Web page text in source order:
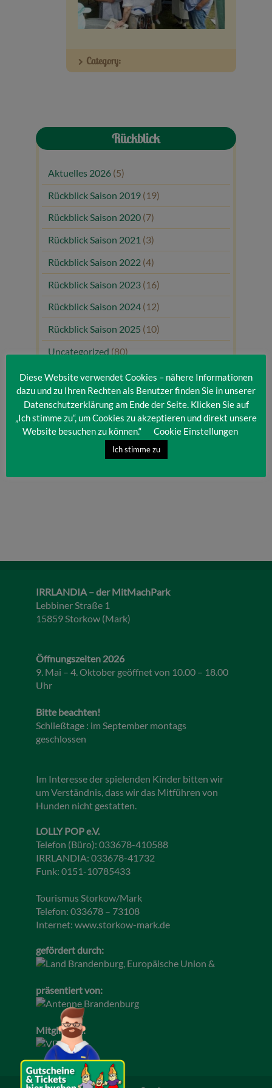
Veranstaltungen
Baumpaten
Category:
Rückblick
Aktuelles 2026 (5)
Rückblick Saison 2019 (19)
Rückblick Saison 2020 (7)
Rückblick Saison 2021 (3)
Rückblick Saison 2022 (4)
Rückblick Saison 2023 (16)
Rückblick Saison 2024 (12)
Rückblick Saison 2025 (10)
Uncategorized (80)
Unsere Gäste(1)
IRRLANDIA – der MitMachPark
Lebbiner Straße 1
15859 Storkow (Mark)
Öffnungszeiten 2026
9. Mai – 4. Oktober geöffnet von 10.00 – 18.00
Uhr
Bitte beachten!
Schließtage : im September montags
geschlossen
Im Interesse der spielenden Kinder bitten wir
um Verständnis, dass wir das Mitführen von
Hunden nicht gestatten.
LOLLY POP e.V.
Telefon (Büro): 033678-410588
IRRLANDIA: 033678-41732
Funk: 0151-10785433
Tourismus Storkow/Mark
Telefon: 033678 – 73108
Internet: www.storkow-mark.de
gefördert durch:
präsentiert von:
Mitglied im:
Diese Website verwendet Cookies – nähere Informationen
dazu und zu Ihren Rechten als Benutzer finden Sie in unserer
Datenschutzerklärung am Ende der Seite. Klicken Sie auf
„Ich stimme zu“, um Cookies zu akzeptieren und direkt unsere
Website besuchen zu können.“
Cookie Einstellungen
Ich stimme zu